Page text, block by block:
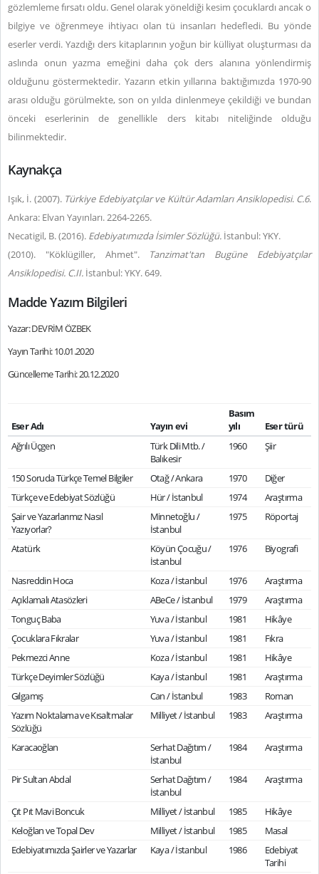
gözlemleme fırsatı oldu. Genel olarak yöneldiği kesim çocuklardı ancak o
bilgiye ve öğrenmeye ihtiyacı olan tü insanları hedefledi. Bu yönde
eserler verdi. Yazdığı ders kitaplarının yoğun bir külliyat oluşturması da
aslında onun yazma emeğini daha çok ders alanına yönlendirmiş
olduğunu göstermektedir. Yazarın etkin yıllarına baktığımızda 1970-90
arası olduğu görülmekte, son on yılda dinlenmeye çekildiği ve bundan
önceki eserlerinin de genellikle ders kitabı niteliğinde olduğu
bilinmektedir.
Kaynakça
Işık, İ. (2007). Türkiye Edebiyatçılar ve Kültür Adamları Ansiklopedisi. C.6.
Ankara: Elvan Yayınları. 2264-2265.
Necatigil, B. (2016). Edebiyatımızda İsimler Sözlüğü. İstanbul: YKY.
(2010). "Köklügiller, Ahmet". Tanzimat'tan Bugüne Edebiyatçılar
Ansiklopedisi. C.II. İstanbul: YKY. 649.
Madde Yazım Bilgileri
Yazar: DEVRİM ÖZBEK
Yayın Tarihi: 10.01.2020
Güncelleme Tarihi: 20.12.2020
Eser Adı Yayın evi
Basım
yılı
Eser türü
Ağrılı Üçgen
Türk Dili Mtb. /
Balıkesir
1960 Şiir
150 Soruda Türkçe Temel Bilgiler Otağ / Ankara 1970
Diğer
Türkçe ve Edebiyat Sözlüğü
Hür / İstanbul 1974
Araştırma
Şair ve Yazarlarımız Nasıl
Yazıyorlar?
Minnetoğlu /
İstanbul
1975 Röportaj
Atatürk
Köyün Çocuğu /
İstanbul
1976 Biyografi
Nasreddin Hoca Koza / İstanbul 1976
Araştırma
Açıklamalı Atasözleri
ABeCe / İstanbul 1979
Araştırma
Tonguç Baba
Yuva / İstanbul 1981
Hikâye
Çocuklara Fıkralar
Yuva / İstanbul 1981
Fıkra
Pekmezci Anne
Koza / İstanbul 1981
Hikâye
Türkçe Deyimler Sözlüğü
Kaya / İstanbul 1981
Araştırma
Gılgamış
Can / İstanbul 1983
Roman
Yazım Noktalama ve Kısaltmalar
Sözlüğü
Milliyet / İstanbul 1983 Araştırma
Karacaoğlan
Serhat Dağıtım /
İstanbul
1984 Araştırma
Pir Sultan Abdal
Serhat Dağıtım /
İstanbul
1984 Araştırma
Çıt Pıt Mavi Boncuk Milliyet / İstanbul 1985
Hikâye
Keloğlan ve Topal Dev
Milliyet / İstanbul 1985
Masal
Edebiyatımızda Şairler ve Yazarlar
Kaya / İstanbul 1986
Edebiyat
Tarihi